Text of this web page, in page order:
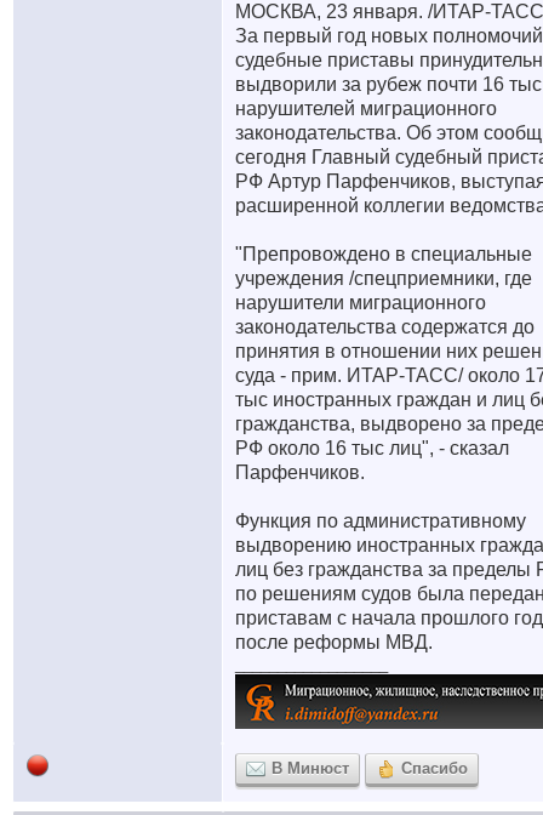
МОСКВА, 23 января. /ИТАР-
За первый год новых полномочий
судебные приставы
выдворили за рубеж почти 16 тыс
нарушителей миграционного
законодательства. Об этом
сегодня Главный судебный
РФ Артур Парфенчиков,
расширенной коллегии
"Препровождено в специальные
учреждения /спецприемники, где
нарушители миграционного
законодательства содержатся до
принятия в отношении них
суда - прим. ИТАР-ТАСС/ около
тыс иностранных граждан и лиц
гражданства, выдворено за
РФ около 16 тыс лиц", - сказал
Парфенчиков.
Функция по административному
выдворению иностранных
лиц без гражданства за пределы
по решениям судов была
приставам с начала прошлого
после реформы МВД.
В Минюст Спасибо